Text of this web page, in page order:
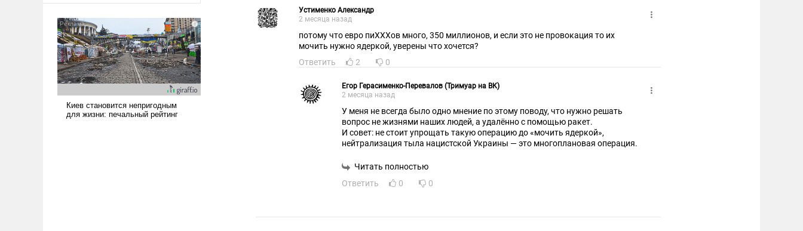
псевдонаучной фантастики,
стало всерьез обсуждаемой
идеей.
Устименко Александр
2 месяца назад
потому что евро пиХХХов много, 350 миллионов, и если это не провокация то их
мочить нужно ядеркой, уверены что хочется?
Ответить
2 0
Егор Герасименко-Перевалов (Тримуар на ВК)
2 месяца назад
У меня не всегда было одно мнение по этому поводу, что нужно решать
вопрос не жизнями наших людей, а удалённо с помощью ракет.
И совет: не стоит упрощать такую операцию до «мочить ядеркой»,
нейтрализация тыла нацистской Украины — это многоплановая операция.
Читать полностью
Ответить
0 0